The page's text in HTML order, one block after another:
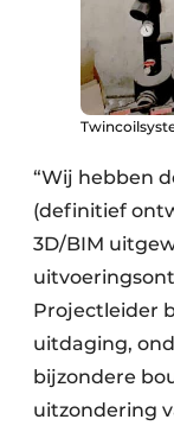
“Wij hebben
(definitief
3D/BIM
Projectleider
uitdaging,
bijzondere
uitzondering